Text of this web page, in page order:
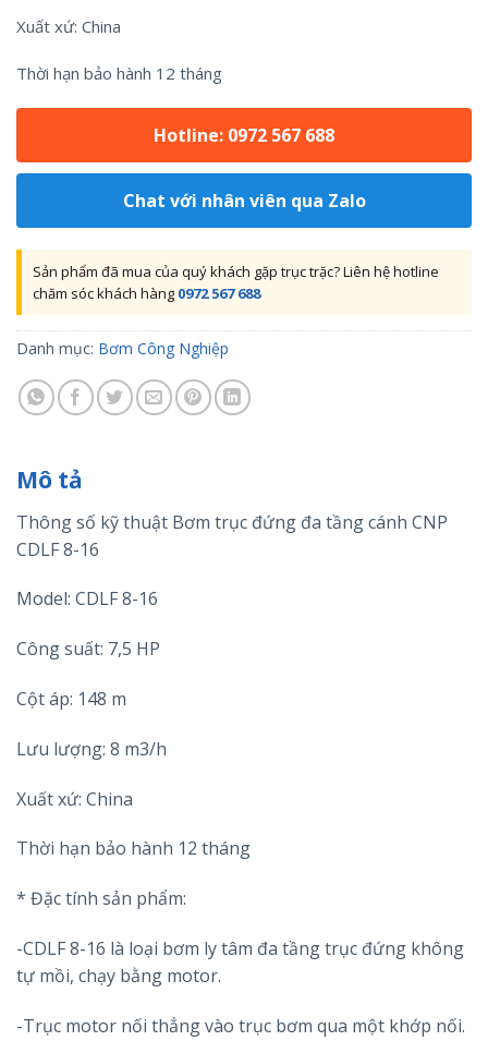
Xuất xứ: China
Thời hạn bảo hành 12 tháng
Hotline: 0972 567 688
Chat với nhân viên qua Zalo
Sản phẩm đã mua của quý khách gặp trục trặc? Liên hệ hotline
chăm sóc khách hàng 0972 567 688
Danh mục: Bơm Công Nghiệp
Mô tả
Thông số kỹ thuật Bơm trục đứng đa tầng cánh CNP
CDLF 8-16
Model: CDLF 8-16
Công suất: 7,5 HP
Cột áp: 148 m
Lưu lượng: 8 m3/h
Xuất xứ: China
Thời hạn bảo hành 12 tháng
* Đặc tính sản phẩm:
-CDLF 8-16 là loại bơm ly tâm đa tầng trục đứng không
tự mồi, chạy bằng motor.
-Trục motor nối thẳng vào trục bơm qua một khớp nối.